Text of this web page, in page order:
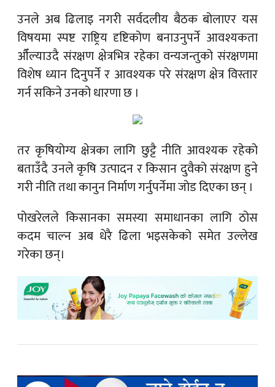
उनले अब ढिलाइ नगरी सर्वदलीय बैठक बोलाएर यस
विषयमा स्पष्ट राष्ट्रिय दृष्टिकोण बनाउनुपर्ने आवश्यकता
औँल्याउदै संरक्षण क्षेत्रभित्र रहेका वन्यजन्तुको संरक्षणमा
विशेष ध्यान दिनुपर्ने र आवश्यक परे संरक्षण क्षेत्र विस्तार
गर्न सकिने उनको धारणा छ ।
तर कृषियोग्य क्षेत्रका लागि छुट्टै नीति आवश्यक रहेको
बताउँदै उनले कृषि उत्पादन र किसान दुवैको संरक्षण हुने
गरी नीति तथा कानुन निर्माण गर्नुपर्नेमा जोड दिएका छन् ।
पोखरेलले किसानका समस्या समाधानका लागि ठोस
कदम चाल्न अब धेरै ढिला भइसकेको समेत उल्लेख
गरेका छन्।